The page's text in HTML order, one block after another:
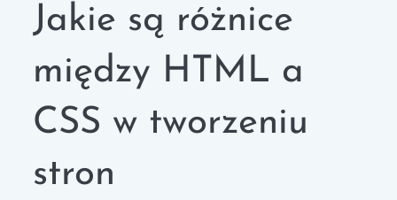
Jakie są różnice
między HTML a
CSS w tworzeniu
stron